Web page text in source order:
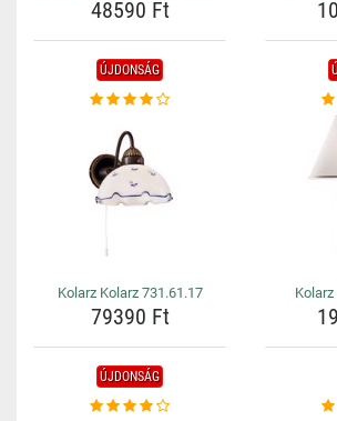
48590 Ft
ÚJDONSÁG
Kolarz Kolarz 731.61.17
79390 Ft
ÚJDONSÁG